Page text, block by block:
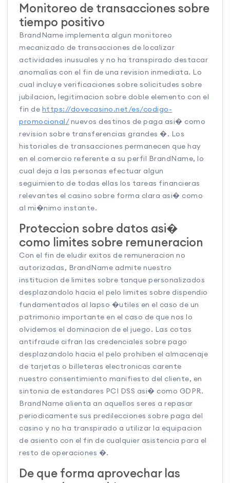
Monitoreo de transacciones sobre
tiempo positivo
BrandName implementa algun monitoreo
mecanizado de transacciones de localizar
actividades inusuales y no ha transpirado destacar
anomalias con el fin de una revision inmediata. Lo
cual incluye verificaciones sobre solicitudes sobre
jubilacion, legitimacion sobre doble elemento con el
fin de https://dovecasino.net/es/codigo-
promocional/nuevos destinos de paga asi� como
revision sobre transferencias grandes �. Los
historiales de transacciones permanecen que hay
en el comercio referente a su perfil BrandName, lo
cual deja a las personas efectuar algun
seguimiento de todas ellas los tareas financieras
relevantes el casino sobre forma clara asi� como
al mi�nimo instante.
Proteccion sobre datos asi�
como limites sobre remuneracion
Con el fin de eludir exitos de remuneracion no
autorizadas, BrandName admite nuestro
institucion de limites sobre tanque personalizados
desplazandolo hacia el pelo limites sobre dispendio
fundamentados al lapso �utiles en el caso de un
patrimonio importante en el caso de que nos lo
olvidemos el dominacion de el juego. Las cotas
antifraude cifran las credenciales sobre pago
desplazandolo hacia el pelo prohiben el almacenaje
de tarjetas o billeteras electronicas carente
nuestro consentimiento manifiesto del cliente, en
sintonia de estandares PCI DSS asi� como GDPR.
BrandName alienta an aquellos seres a repasar
periodicamente sus predilecciones sobre paga del
casino y no ha transpirado a utilizar la equipacion
de asiento con el fin de cualquier asistencia para el
resto de operaciones �.
De que forma aprovechar las